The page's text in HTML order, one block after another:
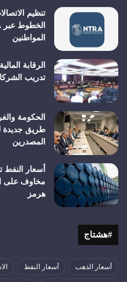
تنظيم
المواطنين
الرقابة
تدريب
الحكومة
طريق جديدة
المصدرين
مخاوف على
هرمز
#هشتاج
أسعار الذهب أسعار النفط